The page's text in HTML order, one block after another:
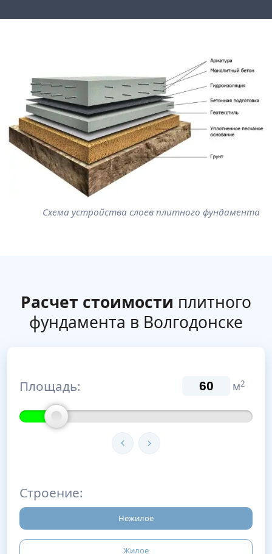
Схема устройства слоев плитного фундамента
Расчет стоимости плитного
фундамента в Волгодонске
Площадь: м2
Строение:
Нежилое
Жилое